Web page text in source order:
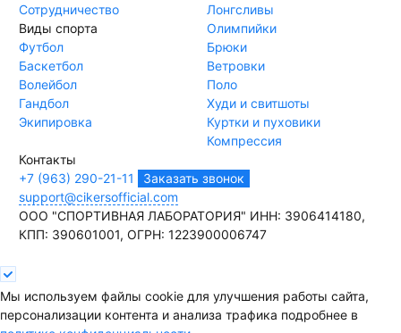
Сотрудничество
Виды спорта
Футбол
Баскетбол
Волейбол
Гандбол
Экипировка
Лонгсливы
Олимпийки
Брюки
Ветровки
Поло
Худи и свитшоты
Куртки и пуховики
Компрессия
Контакты
+7 (963) 290-21-11
Заказать звонок
support@cikersofficial.com
ООО "СПОРТИВНАЯ ЛАБОРАТОРИЯ" ИНН: 3906414180,
КПП: 390601001, ОГРН: 1223900006747
Мы используем файлы cookie для улучшения работы сайта,
персонализации контента и анализа трафика подробнее в